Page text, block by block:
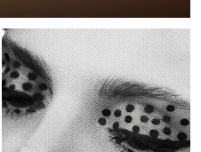
aus Kunststoff. Er
ein Loch durch die Mitte
sie anschließend
eine mehrschichtige,
Flüssigkeit zunächst
konnte.